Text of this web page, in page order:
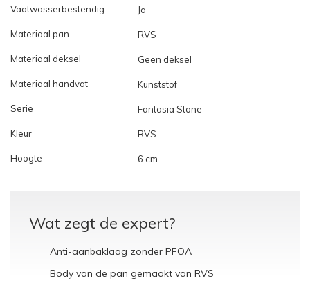
Vaatwasserbestendig Ja
Materiaal pan RVS
Materiaal deksel Geen deksel
Materiaal handvat Kunststof
Serie Fantasia Stone
Kleur RVS
Hoogte 6 cm
Wat zegt de expert?
Anti-aanbaklaag zonder PFOA
Body van de pan gemaakt van RVS